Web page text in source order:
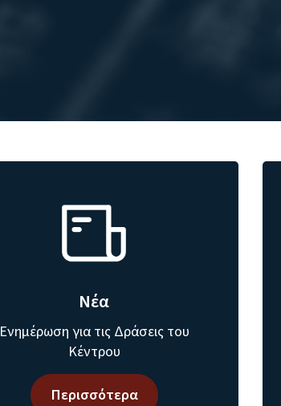
Νέα
Ενημέρωση για τις Δράσεις του
Κέντρου
Περισσότερα